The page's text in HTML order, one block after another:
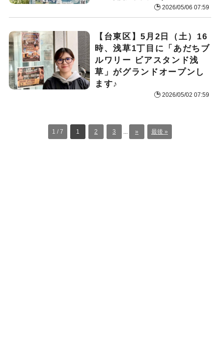
2026/05/06 07:59
【台東区】5月2日（土）16
時、浅草1丁目に「あだちブ
ルワリー ビアスタンド浅
草」がグランドオープンし
ます♪
2026/05/02 07:59
1 / 7 1 2 3 » 最後 »